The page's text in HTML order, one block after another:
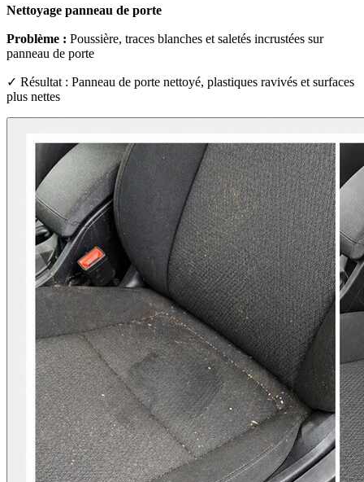
Nettoyage panneau de porte
Problème : Poussière, traces blanches et saletés incrustées sur
panneau de porte
✓ Résultat : Panneau de porte nettoyé, plastiques ravivés et surfaces
plus nettes